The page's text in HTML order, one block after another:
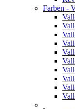
Farben -